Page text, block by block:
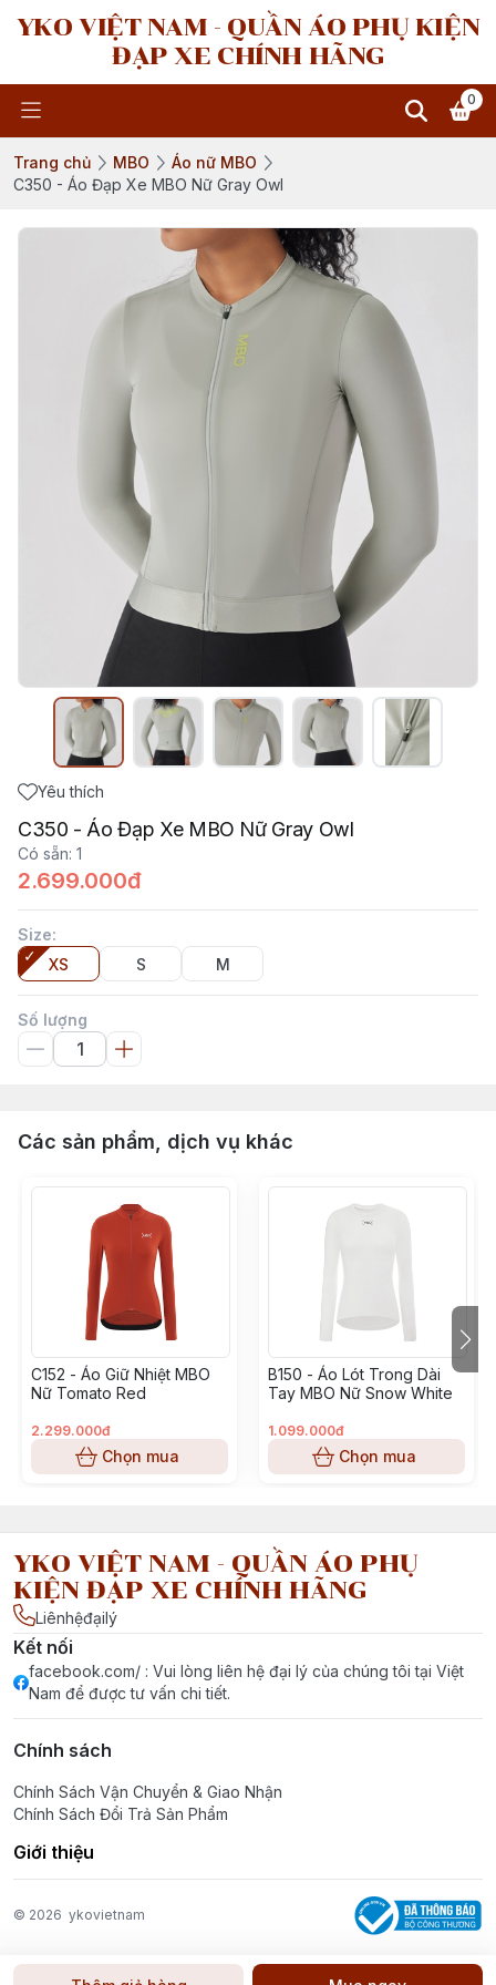
YKO VIỆT NAM - QUẦN ÁO PHỤ KIỆN
ĐẠP XE CHÍNH HÃNG
0
Trang chủ MBO
Áo nữ MBO
C350 - Áo Đạp Xe MBO Nữ Gray Owl
Yêu thích
C350 - Áo Đạp Xe MBO Nữ Gray Owl
Có sẵn: 1
2.699.000đ
Size:
XS
S M
Số lượng
Các sản phẩm, dịch vụ khác
C152 - Áo Giữ Nhiệt MBO
Nữ Tomato Red
2.299.000đ
Chọn mua
B150 - Áo Lót Trong Dài
Tay MBO Nữ Snow White
1.099.000đ
Chọn mua
YKO VIỆT NAM - QUẦN ÁO PHỤ
KIỆN ĐẠP XE CHÍNH HÃNG
Liênhệđạilý
Kết nối
facebook.com/ : Vui lòng liên hệ đại lý của chúng tôi tại Việt
Nam để được tư vấn chi tiết.
Chính sách
Chính Sách Vận Chuyển & Giao Nhận
Chính Sách Đổi Trả Sản Phẩm
Giới thiệu
© 2026 ykovietnam